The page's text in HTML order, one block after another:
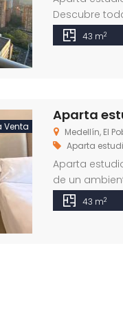
Descubre
43 m2
Venta
Aparta
Medellín, El
Aparta
Aparta
de un
43 m2